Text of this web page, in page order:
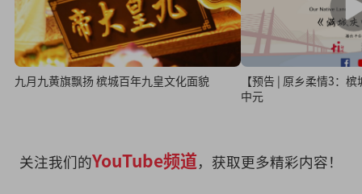
九月九黄旗飘扬 槟城百年九皇文化面貌
【预告 | 原乡柔情3：
中元
关注我们的YouTube频道，获取更多精彩内容！